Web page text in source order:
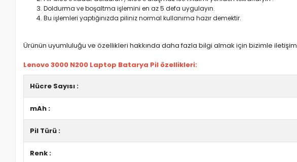
Doldurma ve boşaltma işlemini en az 5 defa uygulayın.
Bu işlemleri yaptığınızda piliniz normal kullanıma hazır demektir.
Ürünün uyumluluğu ve özellikleri hakkında daha fazla bilgi almak için bizimle
Lenovo 3000 N200 Laptop Batarya Pil özellikleri:
Hücre Sayısı :
mAh :
Pil Türü :
Renk :